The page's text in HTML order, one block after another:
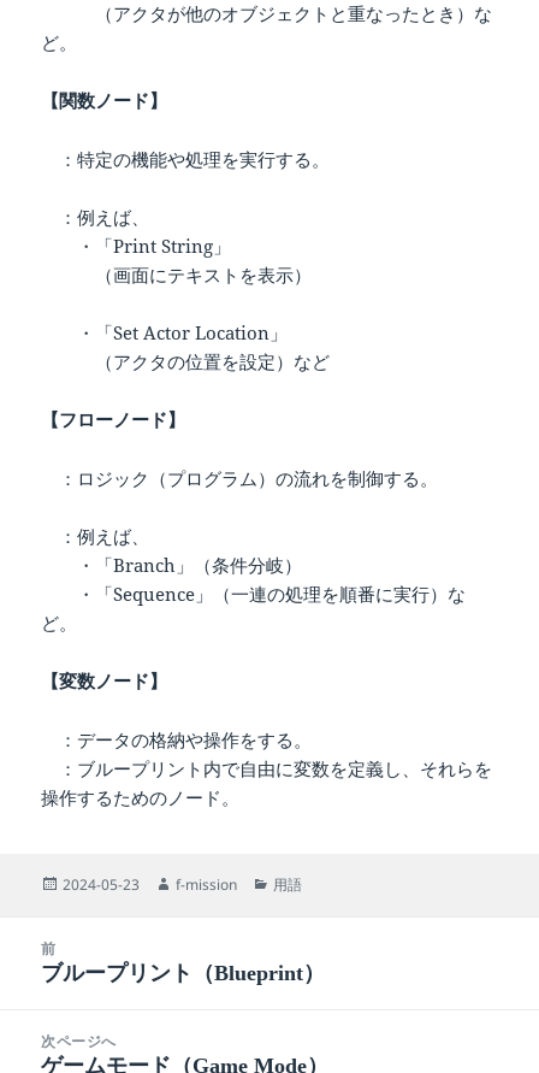
（アクタが他のオブジェクトと重なったとき）な
ど。
【関数ノード】
：特定の機能や処理を実行する。
：例えば、
・「Print String」
（画面にテキストを表示）
・「Set Actor Location」
（アクタの位置を設定）など
【フローノード】
：ロジック（プログラム）の流れを制御する。
：例えば、
・「Branch」（条件分岐）
・「Sequence」（一連の処理を順番に実行）な
ど。
【変数ノード】
：データの格納や操作をする。
：ブループリント内で自由に変数を定義し、それらを
操作するためのノード。
投
2024-05-23
作
f-mission
カ
ー
用語
前
前
投
稿:
ブループリント（Blueprint）
次ページへ
次
ゲームモード（Game Mode）